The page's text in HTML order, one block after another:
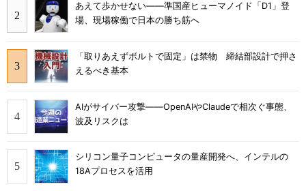
あえて歩かせない――準国産ヒューマノイド「D1」登
場、現場稼働で日本の勝ち筋へ
「取りあえずボルトで固定」は禁物 締結部設計で押さ
えるべき基本
AIがサイバー攻撃――OpenAIやClaudeで相次ぐ事態、
波及リスクは
シリコン量子コンピュータの量産開発へ、インテルの
18Aプロセスを活用